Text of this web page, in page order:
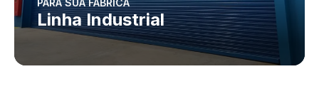
PARA SUA FÁBRICA
Linha Industrial